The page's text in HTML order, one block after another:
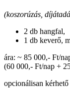
(koszorúzás,
2 db hangfal,
1 db keverő,
ára: ~ 85 000,- Ft/
(60 000,- Ft/nap +
opcionálisan kérhető